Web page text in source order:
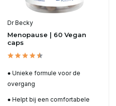
Dr Becky
Menopause | 60 Vegan
caps
● Unieke formule voor de
overgang
● Helpt bij een comfortabele